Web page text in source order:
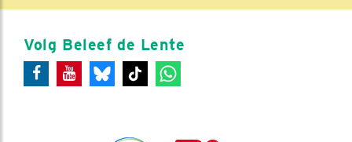
Volg Beleef de Lente